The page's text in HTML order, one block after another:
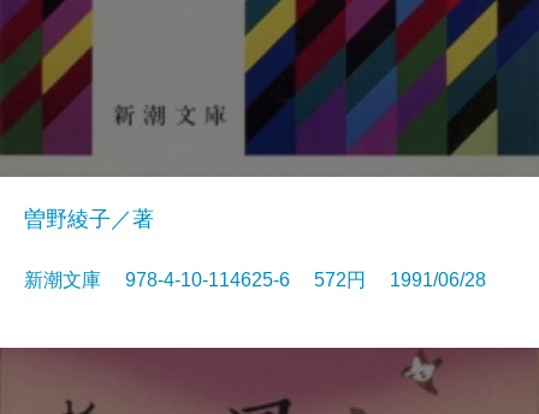
曽野綾子／著
新潮文庫 978-4-10-114625-6 572円 1991/06/28